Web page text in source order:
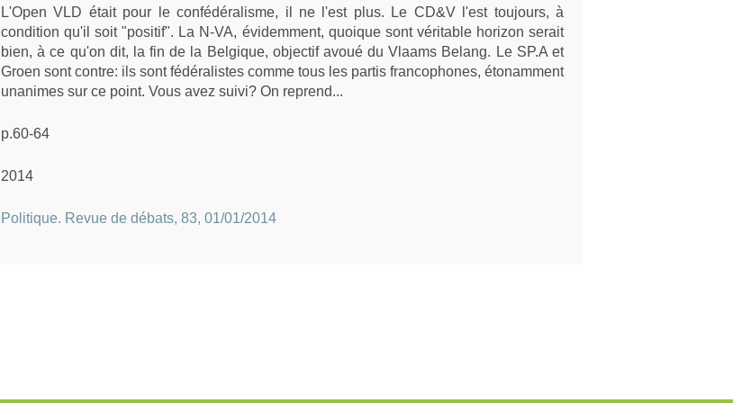
L'Open VLD était pour le confédéralisme, il ne l'est plus. Le CD&V l'est toujours, à
condition qu'il soit "positif". La N-VA, évidemment, quoique sont véritable horizon serait
bien, à ce qu'on dit, la fin de la Belgique, objectif avoué du Vlaams Belang. Le SP.A et
Groen sont contre: ils sont fédéralistes comme tous les partis francophones, étonamment
unanimes sur ce point. Vous avez suivi? On reprend...
p.60-64
2014
Politique. Revue de débats, 83, 01/01/2014